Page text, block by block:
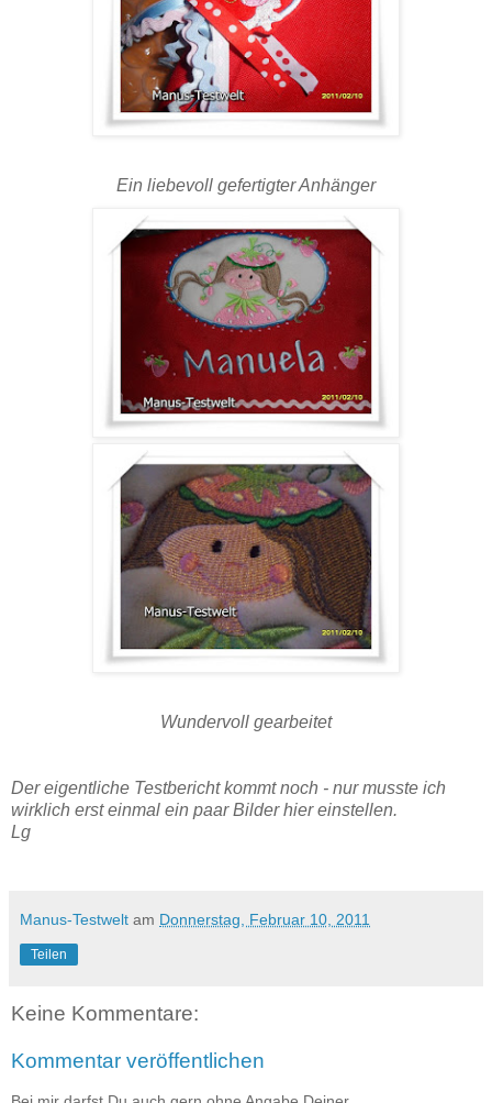
Ein liebevoll gefertigter Anhänger
Wundervoll gearbeitet
Der eigentliche Testbericht kommt noch - nur musste ich
wirklich erst einmal ein paar Bilder hier einstellen.
Lg
Manus-Testwelt am Donnerstag, Februar 10, 2011
Teilen
Keine Kommentare:
Kommentar veröffentlichen